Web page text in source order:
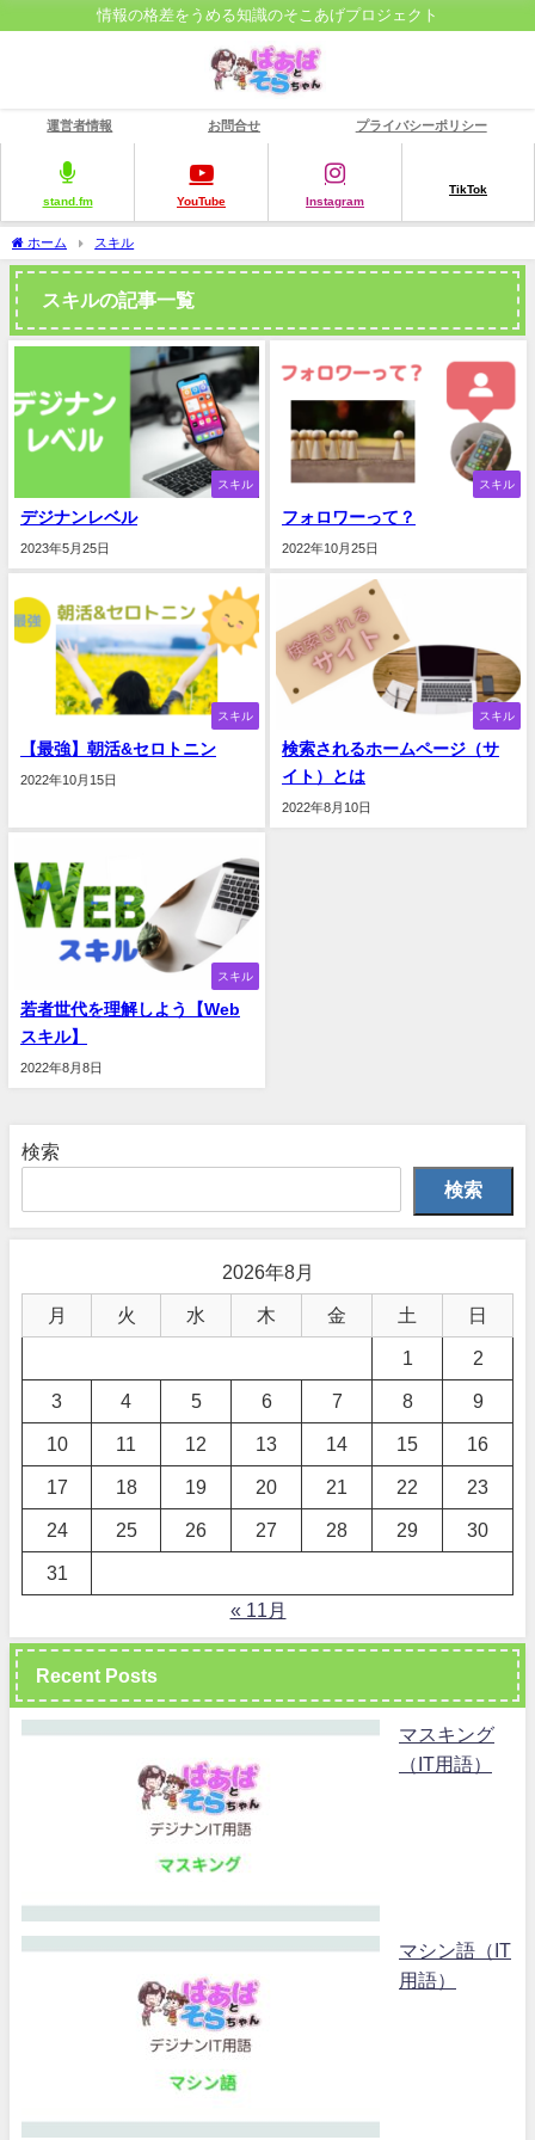
情報の格差をうめる知識のそこあげプロジェクト
運営者情報 お問合せ プライバシーポリシー
stand.fm YouTube Instagram
TikTok
ホーム スキル
スキルの記事一覧
スキル
デジナンレベル
2023年5月25日
スキル
フォロワーって？
2022年10月25日
スキル
【最強】朝活&セロトニン
2022年10月15日
スキル
検索されるホームページ（サ
イト）とは
2022年8月10日
スキル
若者世代を理解しよう【Web
スキル】
2022年8月8日
検索
検索
2026年8月
月 火 水 木 金 土 日
1 2
3 4 5 6 7 8 9
10 11 12 13 14 15 16
17 18 19 20 21 22 23
24 25 26 27 28 29 30
31
« 11月
Recent Posts
マスキング
（IT用語）
マシン語（IT
用語）